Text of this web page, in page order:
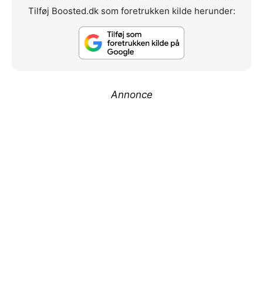
Tilføj Boosted.dk som foretrukken kilde herunder:
Annonce